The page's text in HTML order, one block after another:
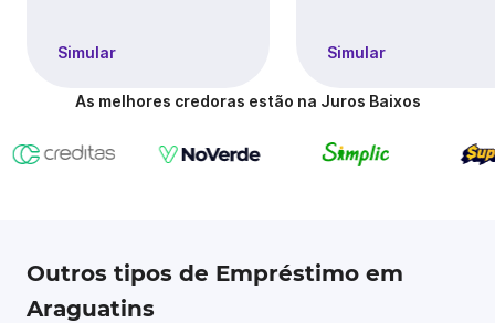
Simular Simular
As melhores credoras estão na Juros Baixos
Outros tipos de Empréstimo em
Araguatins